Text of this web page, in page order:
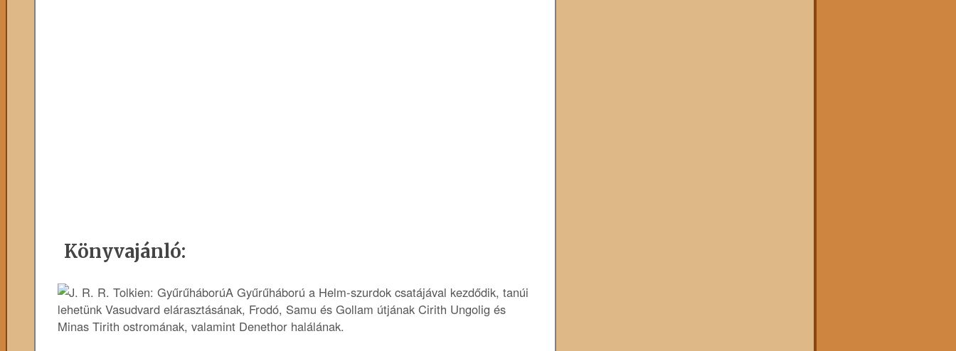
Könyvajánló:
A Gyűrűháború a Helm-szurdok csatájával kezdődik, tanúi
lehetünk Vasudvard elárasztásának, Frodó, Samu és Gollam útjának Cirith Ungolig és
Minas Tirith ostromának, valamint Denethor halálának.